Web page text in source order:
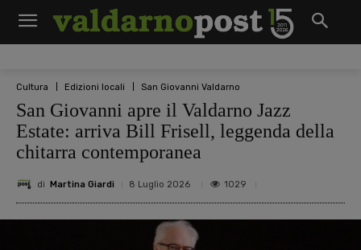
Cultura Edizioni locali San Giovanni Valdarno
San Giovanni apre il Valdarno Jazz
Estate: arriva Bill Frisell, leggenda della
chitarra contemporanea
di Martina Giardi 8 Luglio 2026 1029